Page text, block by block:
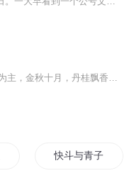
快斗与青子的情